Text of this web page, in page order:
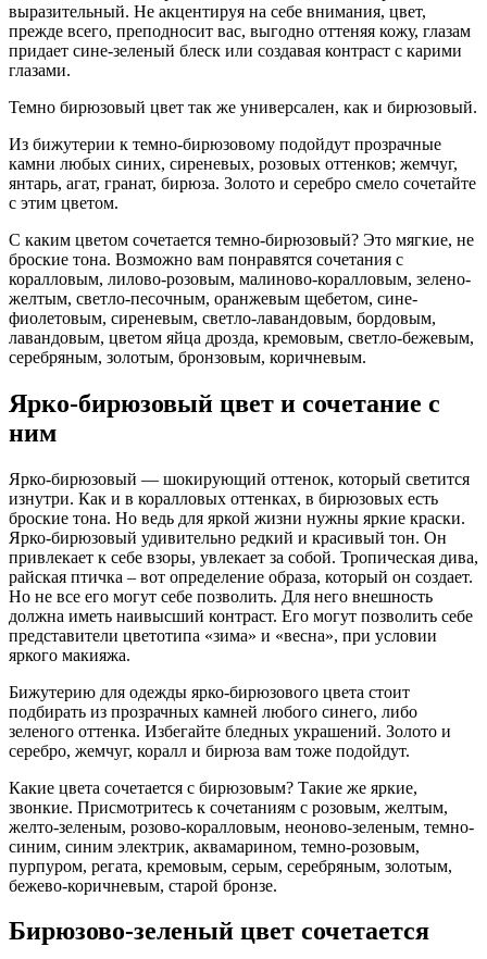
выразительный. Не акцентируя на себе внимания, цвет,
прежде всего, преподносит вас, выгодно оттеняя кожу, глазам
придает сине-зеленый блеск или создавая контраст с карими
глазами.
Темно бирюзовый цвет так же универсален, как и бирюзовый.
Из бижутерии к темно-бирюзовому подойдут прозрачные
камни любых синих, сиреневых, розовых оттенков; жемчуг,
янтарь, агат, гранат, бирюза. Золото и серебро смело сочетайте
с этим цветом.
С каким цветом сочетается темно-бирюзовый? Это мягкие, не
броские тона. Возможно вам понравятся сочетания с
коралловым, лилово-розовым, малиново-коралловым, зелено-
желтым, светло-песочным, оранжевым щебетом, сине-
фиолетовым, сиреневым, светло-лавандовым, бордовым,
лавандовым, цветом яйца дрозда, кремовым, светло-бежевым,
серебряным, золотым, бронзовым, коричневым.
Ярко-бирюзовый цвет и сочетание с
ним
Ярко-бирюзовый — шокирующий оттенок, который светится
изнутри. Как и в коралловых оттенках, в бирюзовых есть
броские тона. Но ведь для яркой жизни нужны яркие краски.
Ярко-бирюзовый удивительно редкий и красивый тон. Он
привлекает к себе взоры, увлекает за собой. Тропическая дива,
райская птичка – вот определение образа, который он создает.
Но не все его могут себе позволить. Для него внешность
должна иметь наивысший контраст. Его могут позволить себе
представители цветотипа «зима» и «весна», при условии
яркого макияжа.
Бижутерию для одежды ярко-бирюзового цвета стоит
подбирать из прозрачных камней любого синего, либо
зеленого оттенка. Избегайте бледных украшений. Золото и
серебро, жемчуг, коралл и бирюза вам тоже подойдут.
Какие цвета сочетается с бирюзовым? Такие же яркие,
звонкие. Присмотритесь к сочетаниям с розовым, желтым,
желто-зеленым, розово-коралловым, неоново-зеленым, темно-
синим, синим электрик, аквамарином, темно-розовым,
пурпуром, регата, кремовым, серым, серебряным, золотым,
бежево-коричневым, старой бронзе.
Бирюзово-зеленый цвет сочетается